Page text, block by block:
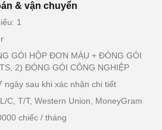
& vận chuyển
1
GÓI HỘP ĐƠN MÀU + ĐÓNG GÓI
2) ĐÓNG GÓI CÔNG NGHIỆP
ngày sau khi xác nhận chi tiết
C, T/T, Western Union, MoneyGram
chiếc / tháng